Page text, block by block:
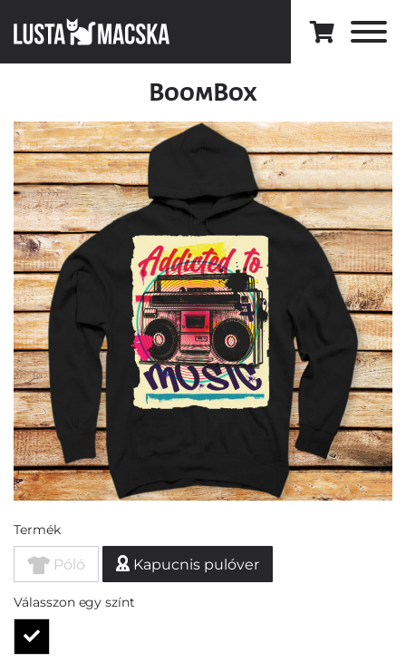
BoomBox
Termék
Póló Kapucnis pulóver
Válasszon egy színt